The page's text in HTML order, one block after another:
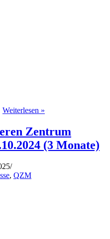
Weiterlesen »
Queeren
Zentrum
Mannheim
Zentrum
(3 Monate)
, QZM